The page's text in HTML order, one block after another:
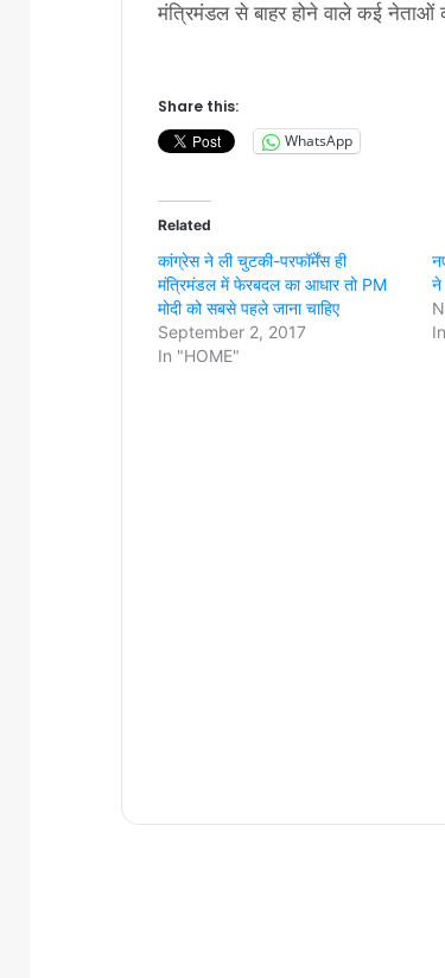
मंत्र‍िमंडल से बाहर होने वाले कई नेताओं
Share this:
WhatsApp
Related
कांग्रेस ने ली चुटकी-परफॉर्मेंस ही
मंत्रिमंडल में फेरबदल का आधार तो PM
मोदी को सबसे पहले जाना चाहिए
September 2, 2017
In "HOME"
ने